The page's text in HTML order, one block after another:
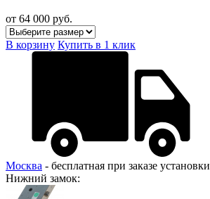
от 64 000 руб.
В корзину Купить в 1 клик
Москва - бесплатная при заказе установки
Нижний замок: